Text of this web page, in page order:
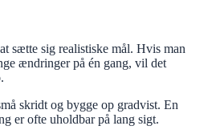
sætte sig realistiske mål. Hvis man
ændringer på én gang, vil det
skridt og bygge op gradvist. En
er ofte uholdbar på lang sigt.